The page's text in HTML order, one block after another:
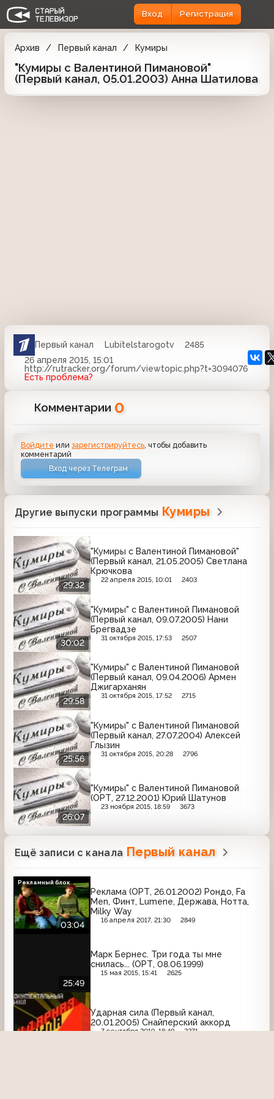
Вход Регистрация
Архив Первый канал Кумиры
"Кумиры с Валентиной Пимановой"
(Первый канал, 05.01.2003) Анна Шатилова
Первый канал Lubitelstarogotv
2485
26 апреля 2015, 15:01
http://rutracker.org/forum/viewtopic.php?t=3094076
Есть проблема?
Комментарии 0
Войдите илизарегистрируйтесь , чтобы добавить
комментарий
Вход через Телеграм
Другие выпуски программы Кумиры
29:32
"Кумиры с Валентиной Пимановой"
(Первый канал, 21.05.2005) Светлана
Крючкова
22 апреля 2015, 10:01 2403
30:02
"Кумиры" с Валентиной Пимановой
(Первый канал, 09.07.2005) Нани
Брегвадзе
31 октября 2015, 17:53 2507
29:58
"Кумиры" с Валентиной Пимановой
(Первый канал, 09.04.2006) Армен
Джигарханян
31 октября 2015, 17:52 2715
25:56
"Кумиры" с Валентиной Пимановой
(Первый канал, 27.07.2004) Алексей
Глызин
31 октября 2015, 20:28 2796
26:07
"Кумиры" с Валентиной Пимановой
(ОРТ, 27.12.2001) Юрий Шатунов
23 ноября 2015, 18:59 3673
Ещё записи с канала Первый канал
03:04
Реклама (ОРТ, 26.01.2002) Рондо, Fa
Men, Финт, Lumene, Держава, Нотта,
Milky Way
16 апреля 2017, 21:30 2849
Рекламный блок
25:49
Марк Бернес. Три года ты мне
снилась... (ОРТ, 08.06.1999)
15 мая 2015, 15:41 2625
Ударная сила (Первый канал,
20.01.2005) Снайперский аккорд
7 сентября 2019, 18:49 2271